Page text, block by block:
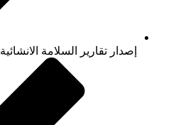
إصدار تقارير السلامة الانشائية